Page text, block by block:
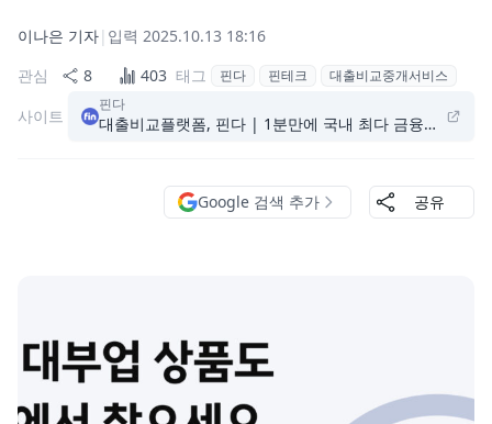
이나은 기자| 입력 2025.10.13 18:16
관심
8 403 태그 핀다 핀테크 대출비교중개서비스
사이트
핀다
대출비교플랫폼, 핀다 | 1분만에 국내 최다 금융사 대출
Google 검색 추가 공유